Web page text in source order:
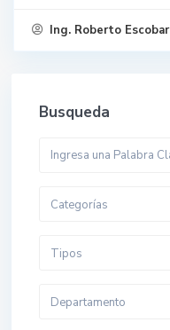
Ing. Roberto Escobar
Busqueda
Categorías
Tipos
Departamento